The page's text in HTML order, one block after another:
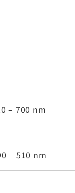
– 700 nm
– 510 nm